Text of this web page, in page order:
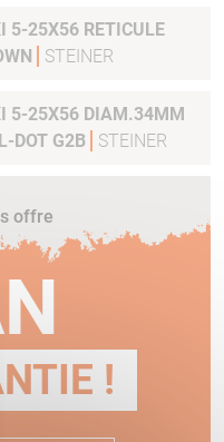
5-25X56 RETICULE
STEINER
5-25X56 DIAM.34MM
DOT G2B
STEINER
offre
!